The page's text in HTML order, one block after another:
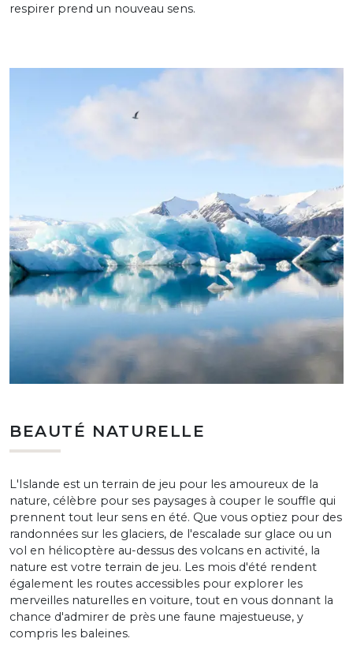
respirer prend un nouveau sens.
BEAUTÉ NATURELLE
L'Islande est un terrain de jeu pour les amoureux de la
nature, célèbre pour ses paysages à couper le souffle qui
prennent tout leur sens en été. Que vous optiez pour des
randonnées sur les glaciers, de l'escalade sur glace ou un
vol en hélicoptère au-dessus des volcans en activité, la
nature est votre terrain de jeu. Les mois d'été rendent
également les routes accessibles pour explorer les
merveilles naturelles en voiture, tout en vous donnant la
chance d'admirer de près une faune majestueuse, y
compris les baleines.